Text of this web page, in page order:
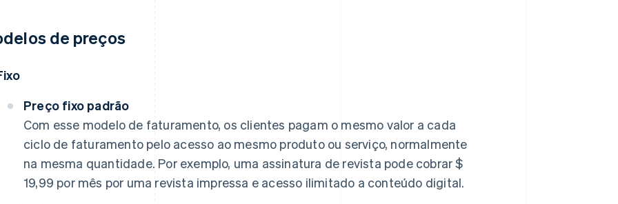
de preços
Preço fixo padrão
Com esse modelo de faturamento, os clientes pagam o mesmo valor a cada
ciclo de faturamento pelo acesso ao mesmo produto ou serviço, normalmente
na mesma quantidade. Por exemplo, uma assinatura de revista pode cobrar $
19,99 por mês por uma revista impressa e acesso ilimitado a conteúdo digital.